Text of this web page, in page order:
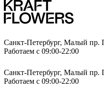
Санкт-Петербург, Малый пр.
Работаем с 09:00-22:00
Санкт-Петербург, Малый пр.
Работаем с 09:00-22:00